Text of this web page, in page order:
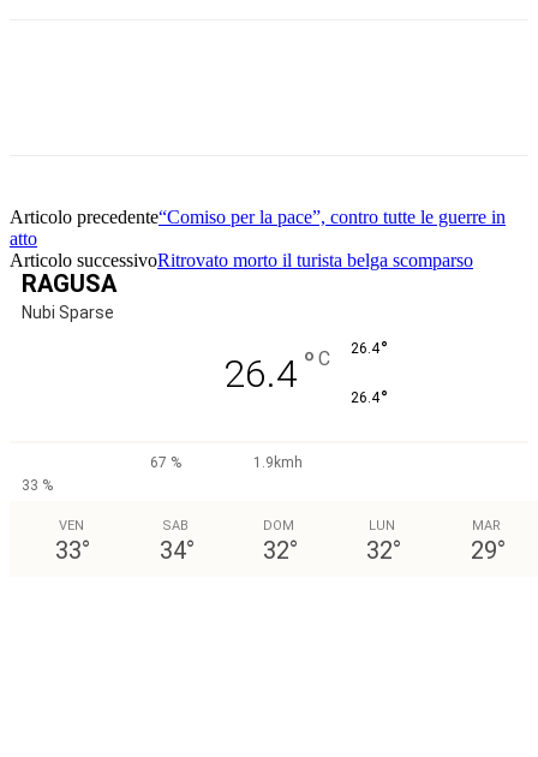
Articolo precedente“Comiso per la pace”, contro tutte le guerre in
atto
Articolo successivoRitrovato morto il turista belga scomparso
RAGUSA
Nubi Sparse
26.4 ° C 26.4°
26.4°
67 %
1.9kmh
33 %
VEN
33°
SAB
34°
DOM
32°
LUN
32°
MAR
29°